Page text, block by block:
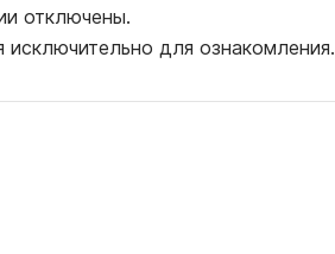
отключены.
для ознакомления.